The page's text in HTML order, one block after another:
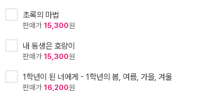
초록의 마법
판매가 15,300원
내 동생은 호랑이
판매가 15,300원
1학년이 된 너에게 - 1학년의 봄, 여름, 가을, 겨울
판매가 16,200원